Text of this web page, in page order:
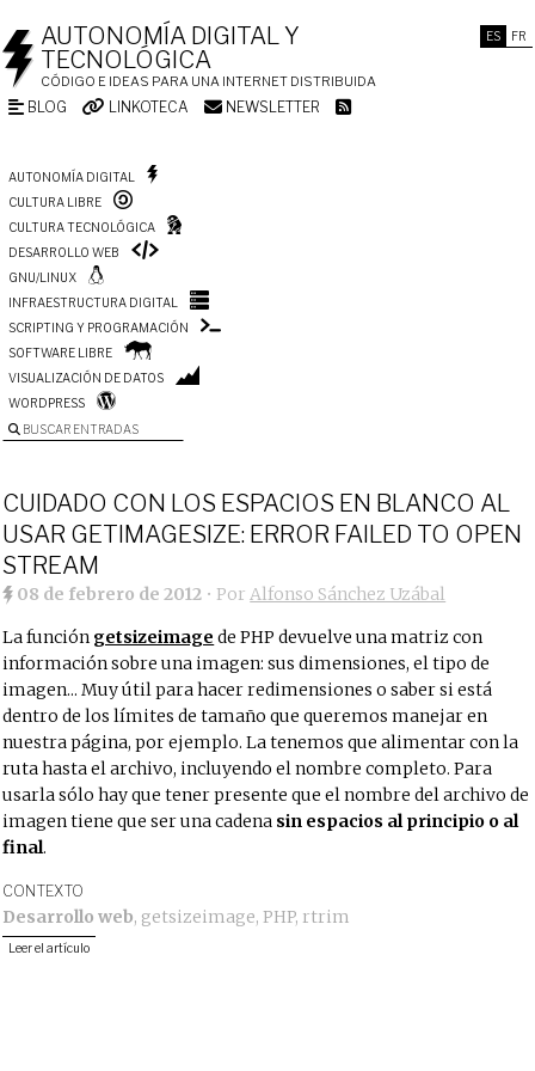
ES FR
AUTONOMÍA DIGITAL Y
TECNOLÓGICA
CÓDIGO E IDEAS PARA UNA INTERNET DISTRIBUIDA
BLOG LINKOTECA NEWSLETTER
AUTONOMÍA DIGITAL
CULTURA LIBRE
CULTURA TECNOLÓGICA
DESARROLLO WEB
GNU/LINUX
INFRAESTRUCTURA DIGITAL
SCRIPTING Y PROGRAMACIÓN
SOFTWARE LIBRE
VISUALIZACIÓN DE DATOS
WORDPRESS
BUSCAR ENTRADAS
CUIDADO CON LOS ESPACIOS EN BLANCO AL
USAR GETIMAGESIZE: ERROR FAILED TO OPEN
STREAM
08 de febrero de 2012 • PorAlfonso Sánchez Uzábal
La función getsizeimage de PHP devuelve una matriz con
información sobre una imagen: sus dimensiones, el tipo de
imagen... Muy útil para hacer redimensiones o saber si está
dentro de los límites de tamaño que queremos manejar en
nuestra página, por ejemplo. La tenemos que alimentar con la
ruta hasta el archivo, incluyendo el nombre completo. Para
usarla sólo hay que tener presente que el nombre del archivo de
imagen tiene que ser una cadena sin espacios al principio o al
final.
CONTEXTO
Desarrollo web, getsizeimage,PHP, rtrim
Leer el artículo